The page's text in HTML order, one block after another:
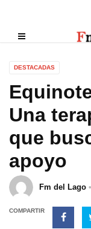
DESTACADAS
Una
que
apoyo
Fm del Lago
COMPARTIR